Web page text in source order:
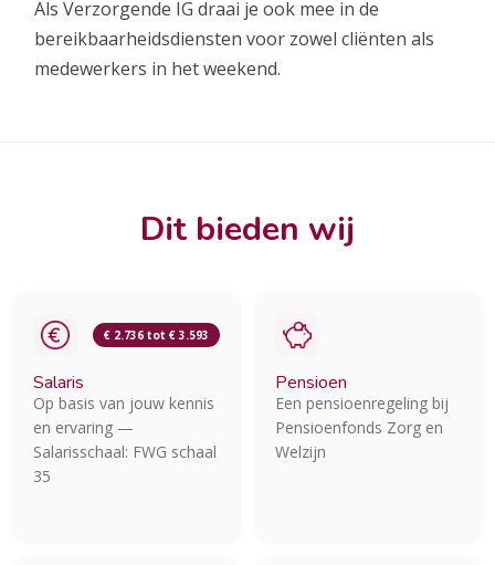
Als Verzorgende IG draai je ook mee in de
bereikbaarheidsdiensten voor zowel cliënten als
medewerkers in het weekend.
Dit bieden wij
€ 2.736 tot € 3.593
Salaris
Op basis van jouw kennis
en ervaring —
Salarisschaal: FWG schaal
35
Pensioen
Een pensioenregeling bij
Pensioenfonds Zorg en
Welzijn